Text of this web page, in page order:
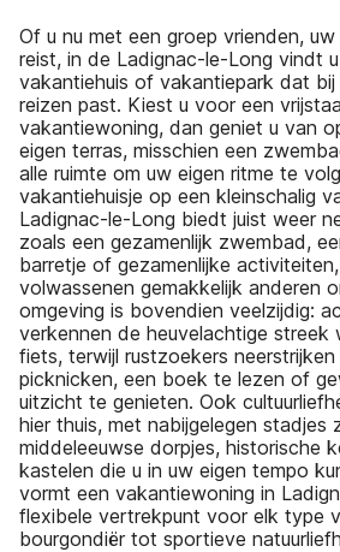
Of u nu met een groep vrienden,
reist, in de Ladignac-le-Long vindt
vakantiehuis of vakantiepark dat bij
reizen past. Kiest u voor een
vakantiewoning, dan geniet u van
eigen terras, misschien een
alle ruimte om uw eigen ritme te
vakantiehuisje op een kleinschalig
Ladignac-le-Long biedt juist weer
zoals een gezamenlijk zwembad,
barretje of gezamenlijke
volwassenen gemakkelijk anderen
omgeving is bovendien veelzijdig:
verkennen de heuvelachtige streek
fiets, terwijl rustzoekers
picknicken, een boek te lezen of
uitzicht te genieten. Ook
hier thuis, met nabijgelegen stadjes
middeleeuwse dorpjes, historische
kastelen die u in uw eigen tempo
vormt een vakantiewoning in
flexibele vertrekpunt voor elk type
bourgondiër tot sportieve